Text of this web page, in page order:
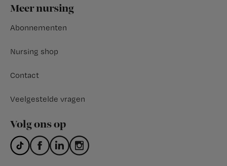
Footer
Meer nursing
Abonnementen
Nursing shop
Contact
Veelgestelde vragen
Volg ons op